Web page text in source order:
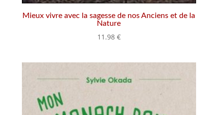
Mieux vivre avec la sagesse de nos Anciens et de la
Nature
11.98 €